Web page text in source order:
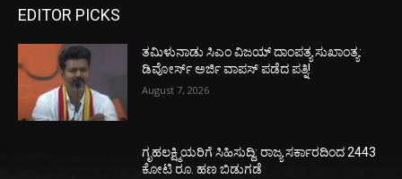
EDITOR PICKS
ತಮಿಳುನಾಡು ಸಿಎಂ ವಿಜಯ್‌ ದಾಂಪತ್ಯ ಸುಖಾಂತ್ಯ:
ಡಿವೋರ್ಸ್‌ ಅರ್ಜಿ ವಾಪಸ್‌ ಪಡೆದ ಪತ್ನಿ!
August 7, 2026
ಗೃಹಲಕ್ಷ್ಮಿಯರಿಗೆ ಸಿಹಿಸುದ್ದಿ: ರಾಜ್ಯ ಸರ್ಕಾರದಿಂದ 2443
ಕೋಟಿ ರೂ. ಹಣ ಬಿಡುಗಡೆ